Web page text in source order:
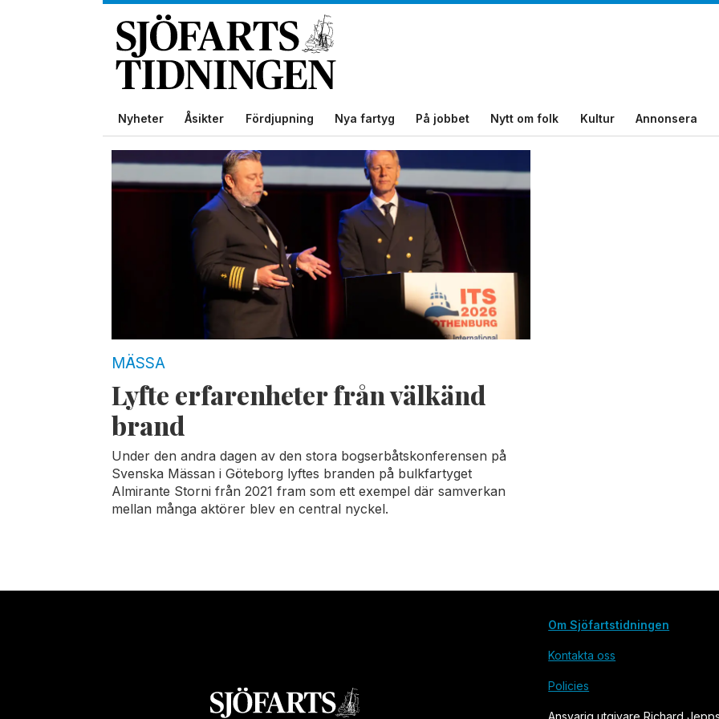
Nyheter Åsikter Fördjupning Nya fartyg På jobbet Nytt om folk Kultur Annonsera
brandbekämpning
MÄSSA
Lyfte erfarenheter från välkänd
brand
Under den andra dagen av den stora bogserbåtskonferensen på
Svenska Mässan i Göteborg lyftes branden på bulkfartyget
Almirante Storni från 2021 fram som ett exempel där samverkan
mellan många aktörer blev en central nyckel.
Om Sjöfartstidningen
Kontakta oss
Policies